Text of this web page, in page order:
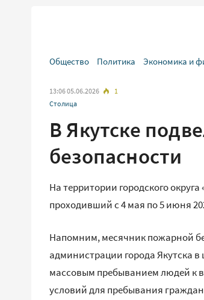
Общество Политика Экономика и
13:06 05.06.2026
1
Столица
В Якутске
безопасности
На территории городского
проходивший с 4 мая по 5 июня
Напомним, месячник пожарной
администрации города Якутска
массовым пребыванием людей к
условий для пребывания